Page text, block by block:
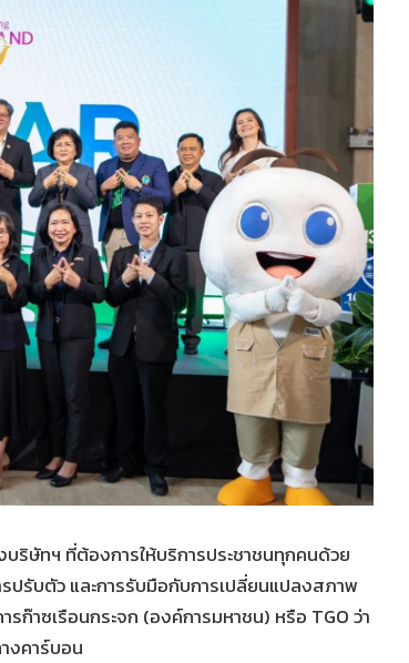
ริษัทฯ ที่ต้องการให้บริการประชาชนทุกคนด้วย
รับตัว และการรับมือกับการเปลี่ยนแปลงสภาพ
ก๊าซเรือนกระจก (องค์การมหาชน) หรือ TGO ว่า
งคาร์บอน